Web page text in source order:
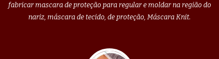
fabricar mascara de proteção para regular e moldar na região do
nariz, máscara de tecido, de proteção, Máscara Knit.